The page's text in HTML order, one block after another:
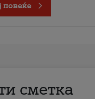
повеќе
сметка